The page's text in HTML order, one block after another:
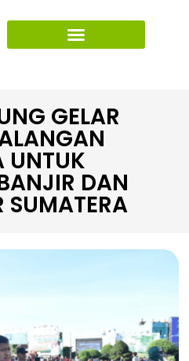
GELAR
UNTUK
DAN
SUMATERA